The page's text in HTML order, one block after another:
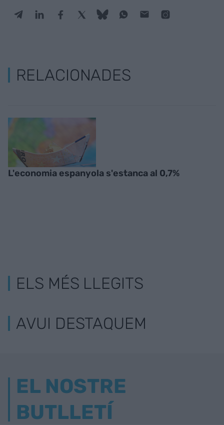
RELACIONADES
L'economia espanyola s'estanca al 0,7%
ELS MÉS LLEGITS
AVUI DESTAQUEM
EL NOSTRE
BUTLLETÍ